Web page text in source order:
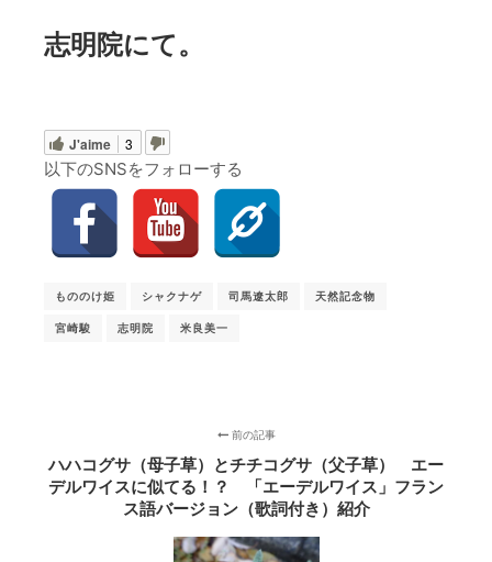
志明院にて。
J'aime 3
以下のSNSをフォローする
もののけ姫 シャクナゲ 司馬遼太郎 天然記念物
宮崎駿 志明院 米良美一
前の記事
ハハコグサ（母子草）とチチコグサ（父子草） エー
デルワイスに似てる！？ 「エーデルワイス」フラン
ス語バージョン（歌詞付き）紹介